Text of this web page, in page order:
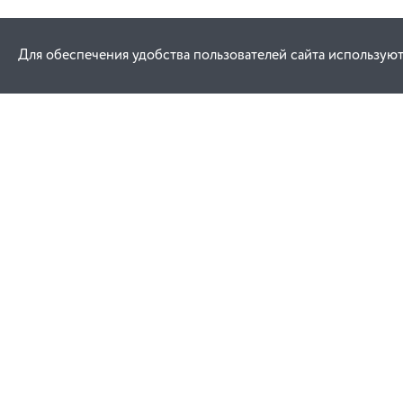
Для обеспечения удобства пользователей сайта